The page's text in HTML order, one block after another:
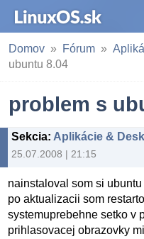
Domov Fórum
ubuntu 8.04
problem s
Sekcia: Aplikácie &
25.07.2008 | 21:15
nainstaloval som si
po aktualizacii som
systemuprebehne setko v
prihlasovacej obrazovky